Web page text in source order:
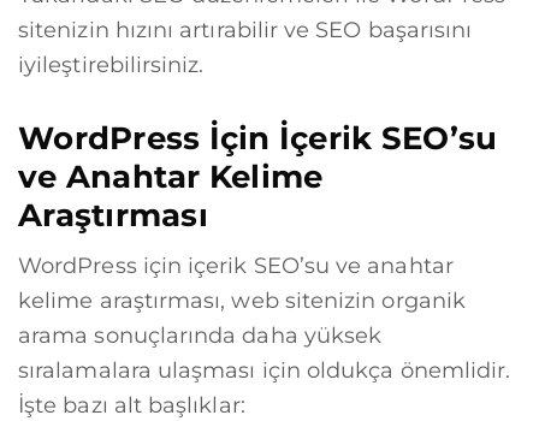
sitenizin hızını artırabilir ve SEO başarısını
iyileştirebilirsiniz.
WordPress İçin İçerik SEO’su
ve Anahtar Kelime
Araştırması
WordPress için içerik SEO’su ve anahtar
kelime araştırması, web sitenizin organik
arama sonuçlarında daha yüksek
sıralamalara ulaşması için oldukça önemlidir.
İşte bazı alt başlıklar: